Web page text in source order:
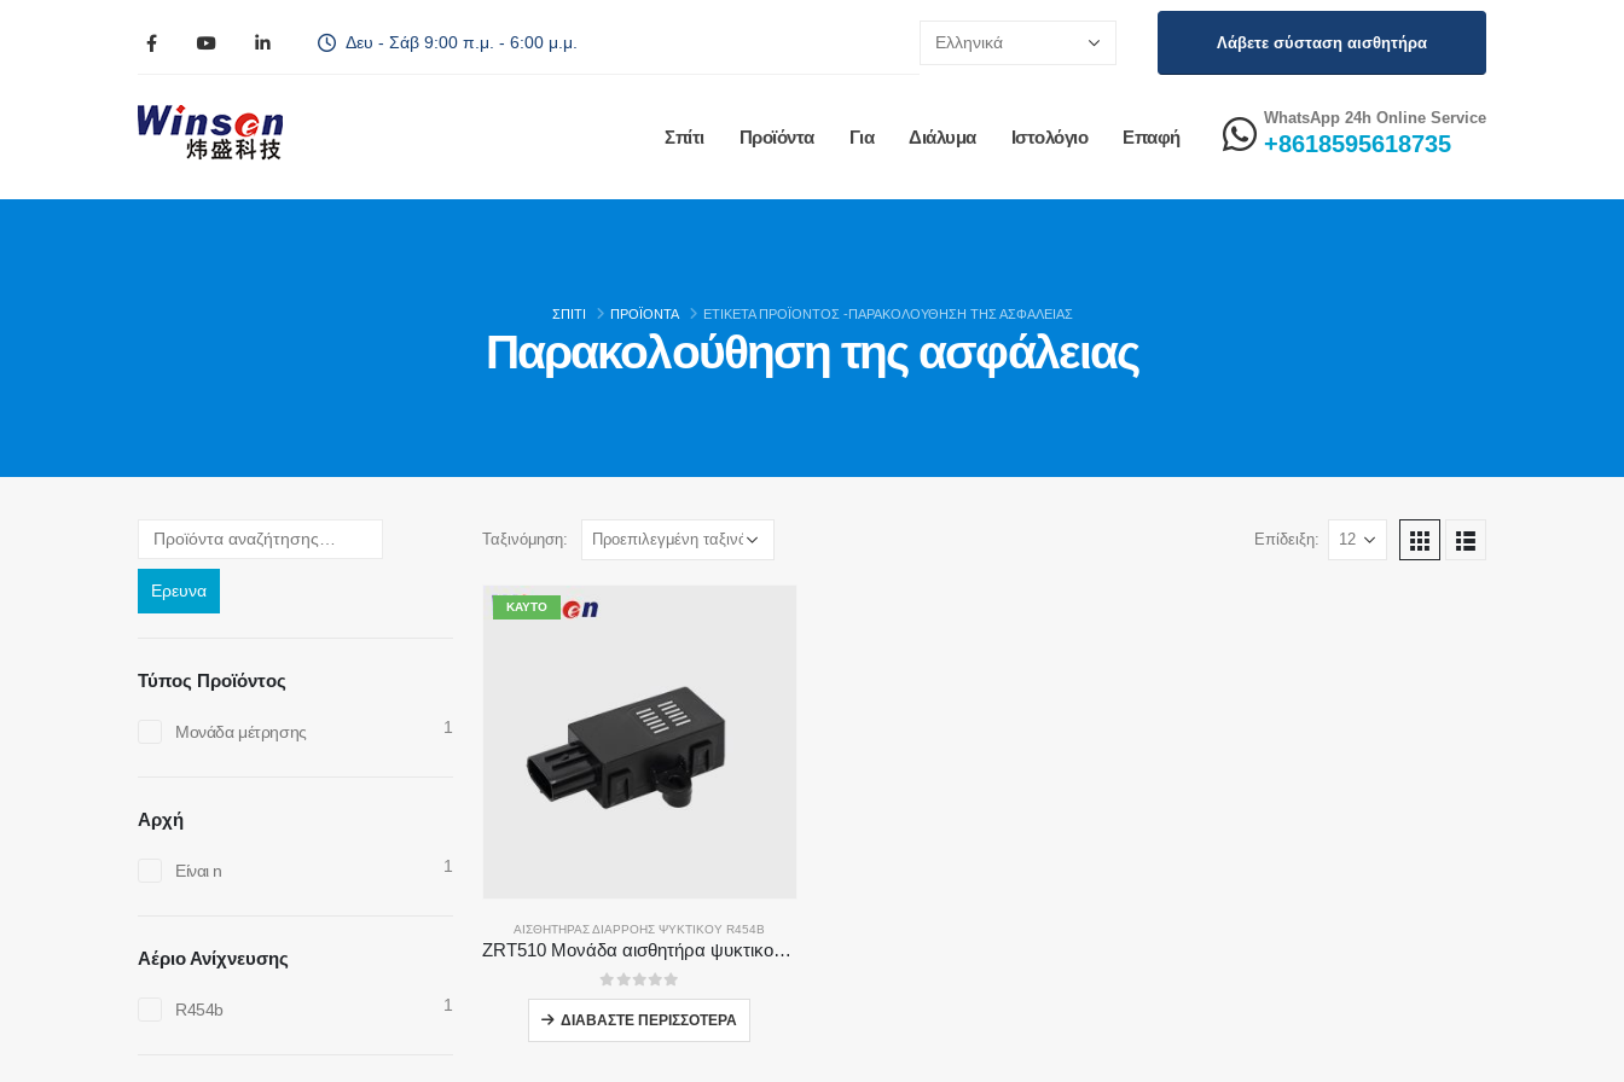
Δευ - Σάβ 9:00 π.μ. - 6:00 μ.μ. Λάβετε σύσταση αισθητήρα
Σπίτι Προϊόντα Για Διάλυμα Ιστολόγιο Επαφή
WhatsApp 24h Online Service
+8618595618735
ΣΠΊΤΙ ΠΡΟΪΌΝΤΑ ΕΤΙΚΈΤΑ ΠΡΟΪΌΝΤΟΣ -ΠΑΡΑΚΟΛΟΎΘΗΣΗ ΤΗΣ ΑΣΦΆΛΕΙΑΣ
Παρακολούθηση της ασφάλειας
Ταξινόμηση: Επίδειξη:
ΚΑΥΤΌ
ΑΙΣΘΗΤΉΡΑΣ ΔΙΑΡΡΟΉΣ ΨΥΚΤΙΚΟΎ R454B
ZRT510 Μονάδα αισθητήρα ψυκτικού R454B-Αισθητήρας ψυκτικού μέσου υψηλής απόδοσης NDIR
0από 5
ΔΙΑΒΆΣΤΕ ΠΕΡΙΣΣΌΤΕΡΑ
Ερευνα
Τύπος Προϊόντος
Μονάδα μέτρησης 1
Αρχή
Είναι n 1
Αέριο Ανίχνευσης
R454b 1